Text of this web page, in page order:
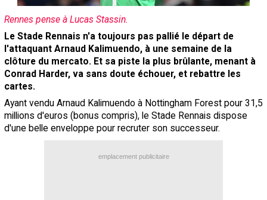
Rennes pense à Lucas Stassin.
Le Stade Rennais n'a toujours pas pallié le départ de
l'attaquant Arnaud Kalimuendo, à une semaine de la
clôture du mercato. Et sa piste la plus brûlante, menant à
Conrad Harder, va sans doute échouer, et rebattre les
cartes.
Ayant vendu Arnaud Kalimuendo à Nottingham Forest pour 31,5
millions d'euros (bonus compris), le Stade Rennais dispose
d'une belle enveloppe pour recruter son successeur.
emplacement publicitaire
Contact / Signaler un bug
Recrutement Maxifoot
Mentions légales
site web Maxifoot.fr